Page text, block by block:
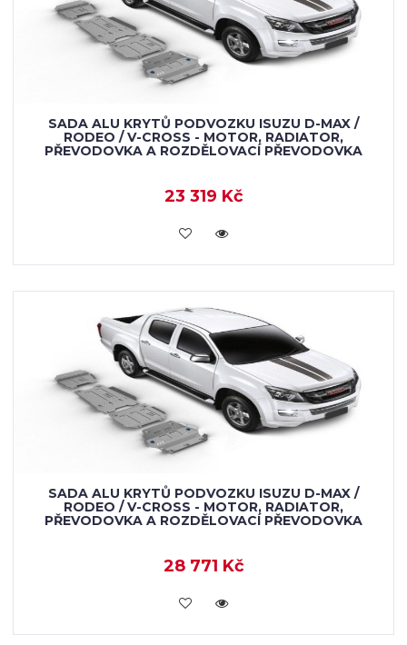
SADA ALU KRYTŮ PODVOZKU ISUZU D-MAX /
RODEO / V-CROSS - MOTOR, RADIATOR,
PŘEVODOVKA A ROZDĚLOVACÍ PŘEVODOVKA
23 319 Kč
KOUPIT
SADA ALU KRYTŮ PODVOZKU ISUZU D-MAX /
RODEO / V-CROSS - MOTOR, RADIATOR,
PŘEVODOVKA A ROZDĚLOVACÍ PŘEVODOVKA
28 771 Kč
KOUPIT